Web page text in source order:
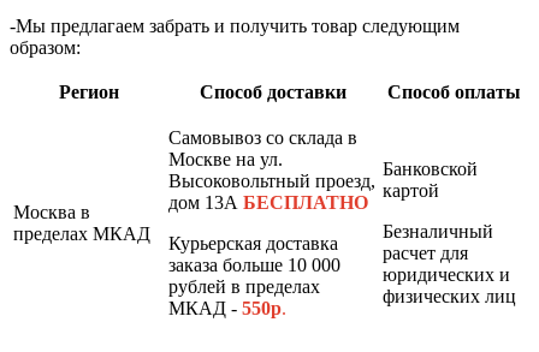
-Мы предлагаем забрать и получить товар следующим
образом:
Регион Способ доставки Способ оплаты
Москва в
пределах МКАД
Самовывоз со склада в
Москве на ул.
Высоковольтный проезд,
дом 13А БЕСПЛАТНО
Курьерская доставка
заказа больше 10 000
рублей в пределах
МКАД - 550р.
Банковской
картой
Безналичный
расчет для
юридических и
физических лиц